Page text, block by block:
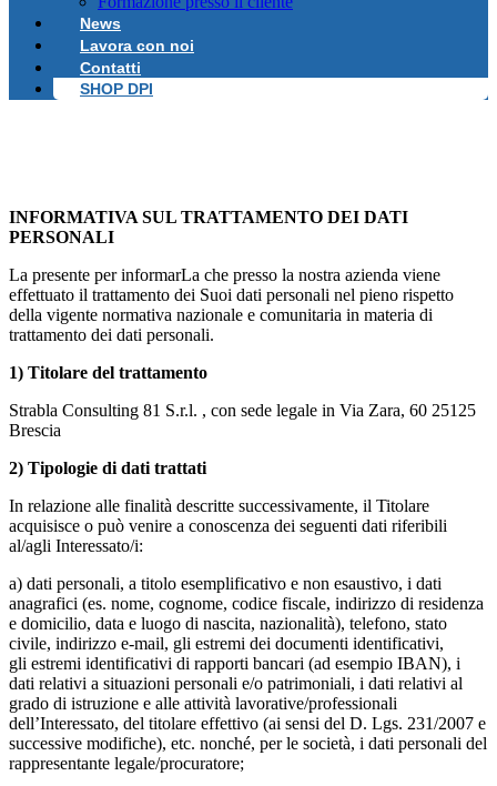
News
Lavora con noi
Contatti
SHOP DPI
INFORMATIVA SUL TRATTAMENTO DEI DATI
PERSONALI
La presente per informarLa che presso la nostra azienda viene
effettuato il trattamento dei Suoi dati personali nel pieno rispetto
della vigente normativa nazionale e comunitaria in materia di
trattamento dei dati personali.
1) Titolare del trattamento
Strabla Consulting 81 S.r.l. , con sede legale in Via Zara, 60 25125
Brescia
2) Tipologie di dati trattati
In relazione alle finalità descritte successivamente, il Titolare
acquisisce o può venire a conoscenza dei seguenti dati riferibili
al/agli Interessato/i:
a) dati personali, a titolo esemplificativo e non esaustivo, i dati
anagrafici (es. nome, cognome, codice fiscale, indirizzo di residenza
e domicilio, data e luogo di nascita, nazionalità), telefono, stato
civile, indirizzo e-mail, gli estremi dei documenti identificativi,
gli estremi identificativi di rapporti bancari (ad esempio IBAN), i
dati relativi a situazioni personali e/o patrimoniali, i dati relativi al
grado di istruzione e alle attività lavorative/professionali
dell’Interessato, del titolare effettivo (ai sensi del D. Lgs. 231/2007 e
successive modifiche), etc. nonché, per le società, i dati personali del
rappresentante legale/procuratore;